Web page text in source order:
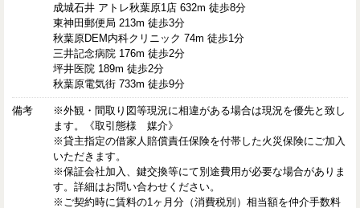
成城石井 アトレ秋葉原1店 632m 徒歩8分
東神田郵便局 213m 徒歩3分
秋葉原DEM内科クリニック 74m 徒歩1分
三井記念病院 176m 徒歩2分
坪井医院 189m 徒歩2分
秋葉原電気街 733m 徒歩9分
備考
※外観・間取り図等現況に相違がある場合は現況を優先と致し
ます。《取引態様 媒介》
※貸主指定の借家人賠償責任保険を付帯した火災保険にご加入
いただきます。
※保証会社加入、鍵交換等にて別途費用が必要な場合がありま
す。詳細はお問い合わせください。
※ご契約時に賃料の1ヶ月分（消費税別）相当額を仲介手数料